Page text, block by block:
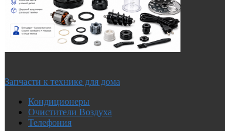
Запчасти к технике для дома
Кондиционеры
Очистители Воздуха
Телефония